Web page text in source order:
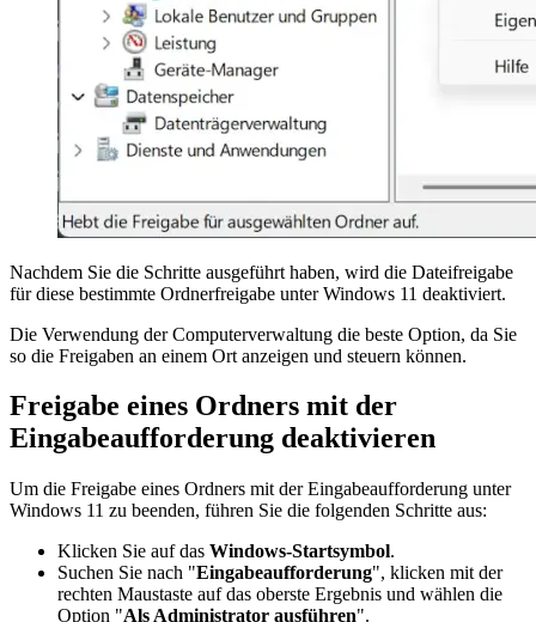
Nachdem Sie die Schritte ausgeführt haben, wird die Dateifreigabe
für diese bestimmte Ordnerfreigabe unter Windows 11 deaktiviert.
Die Verwendung der Computerverwaltung die beste Option, da Sie
so die Freigaben an einem Ort anzeigen und steuern können.
Freigabe eines Ordners mit der
Eingabeaufforderung deaktivieren
Um die Freigabe eines Ordners mit der Eingabeaufforderung unter
Windows 11 zu beenden, führen Sie die folgenden Schritte aus:
Klicken Sie auf das Windows-Startsymbol.
Suchen Sie nach "Eingabeaufforderung", klicken mit der
rechten Maustaste auf das oberste Ergebnis und wählen die
Option "Als Administrator ausführen".